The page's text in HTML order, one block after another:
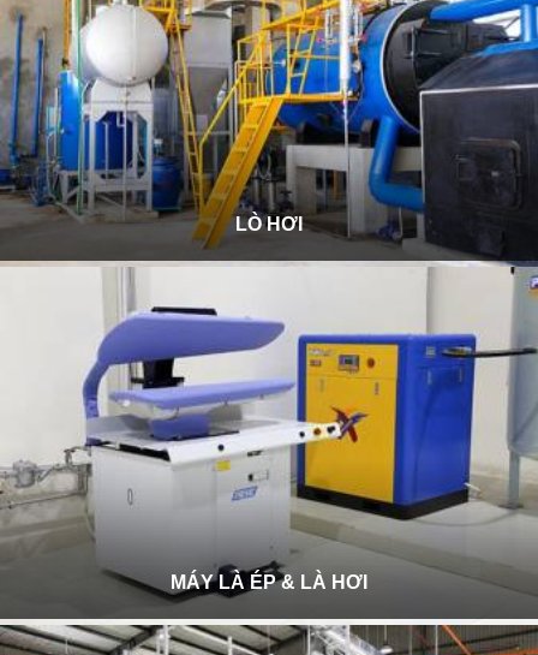
LÒ HƠI
MÁY LÀ ÉP & LÀ HƠI